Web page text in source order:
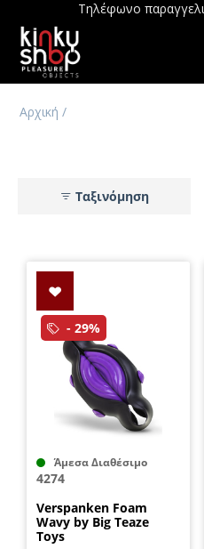
Τηλέφωνο
Αρχική /
Ταξινόμηση
- 29%
Άμεσα Διαθέσιμο
4274
Verspanken Foam
Wavy by Big Teaze
Toys